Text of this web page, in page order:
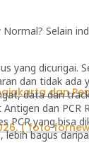
Selain
yang
dan tidak
data dan
dan
yang
bagus